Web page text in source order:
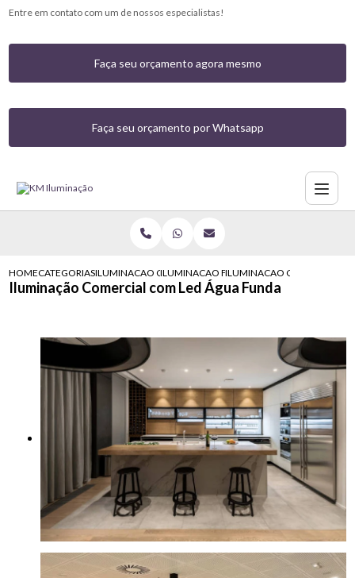
Entre em contato com um de nossos especialistas!
Faça seu orçamento agora mesmo
Faça seu orçamento por Whatsapp
HOMECATEGORIASILUMINACAO COMERCIALILUMINACAO FACHADA COMERCIAL
ILUMINACAO COMERCIAL
Iluminação Comercial com Led Água Funda